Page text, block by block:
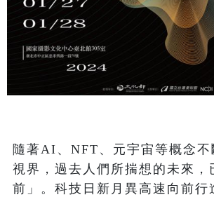
隨著AI、NFT、元宇宙等概念不
視界，過去人們所揣想的未來，
前」。科技日新月異高速向前行